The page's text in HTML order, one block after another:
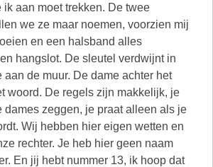
aan moet trekken. De twee
we ze maar noemen, voorzien mij
en een halsband alles
hangslot. De sleutel verdwijnt in
de muur. De dame achter het
woord. De regels zijn makkelijk, je
dames zeggen, je praat alleen als je
Wij hebben hier eigen wetten en
rechter. Je heb hier geen naam
En jij hebt nummer 13, ik hoop dat